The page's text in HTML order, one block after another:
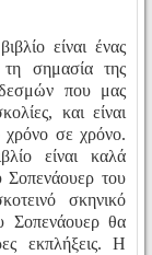
είναι ένας
τη σημασία της
δεσμών που μας
και είναι
χρόνο σε χρόνο.
είναι καλά
του
σκηνικό
Σοπενάουερ θα
εκπλήξεις. Η